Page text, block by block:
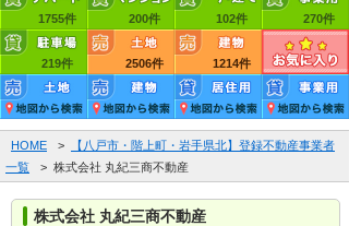
賃貸アパート
1755件 賃貸マンション
200件 賃貸一戸建て
102件 270件
賃貸事業用
219件 売買土地
2506件 売買建物
1214件
HOME >
【八戸市・階上町・岩手県北】登録不動産事業者
一覧
> 株式会社 丸紀三商不動産
株式会社 丸紀三商不動産